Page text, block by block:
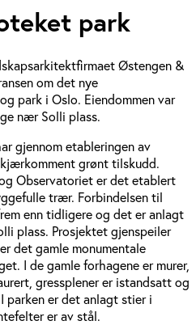
park
Østengen &
om det nye
park i Oslo. Eiendommen var
nær Solli plass.
gjennom etableringen av
grønt tilskudd.
Observatoriet er det etablert
trær. Forbindelsen til
enn tidligere og det er anlagt
plass. Prosjektet gjenspeiler
det gamle monumentale
I de gamle forhagene er murer,
gressplener er istandsatt og
er det anlagt stier i
er av stål.